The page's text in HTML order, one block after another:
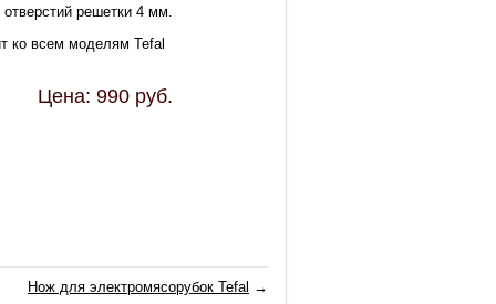
решетки 4 мм.
ко всем моделям Tefal
Цена: 990 руб.
Нож для электромясорубок Tefal →